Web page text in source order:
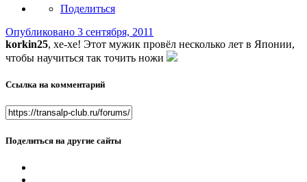
Поделиться
Опубликовано 3 сентября, 2011
korkin25, хе-хе! Этот мужик провёл несколько лет в Японии,
чтобы научиться так точить ножи
Ссылка на комментарий
Поделиться на другие сайты